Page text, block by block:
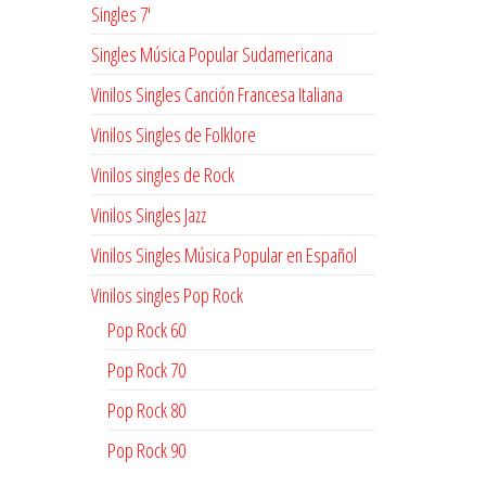
Singles 7'
Singles Música Popular Sudamericana
Vinilos Singles Canción Francesa Italiana
Vinilos Singles de Folklore
Vinilos singles de Rock
Vinilos Singles Jazz
Vinilos Singles Música Popular en Español
Vinilos singles Pop Rock
Pop Rock 60
Pop Rock 70
Pop Rock 80
Pop Rock 90